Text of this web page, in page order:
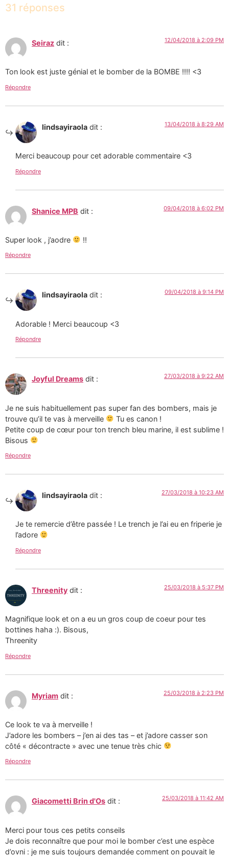
31 réponses
Seiraz dit : 12/04/2018 à 2:09 PM
Ton look est juste génial et le bomber de la BOMBE !!!! <3
Répondre
lindsayiraola dit : 13/04/2018 à 8:29 AM
Merci beaucoup pour cet adorable commentaire <3
Répondre
Shanice MPB dit : 09/04/2018 à 6:02 PM
Super look , j’aodre !!
Répondre
lindsayiraola dit : 09/04/2018 à 9:14 PM
Adorable ! Merci beaucoup <3
Répondre
Joyful Dreams dit : 27/03/2018 à 9:22 AM
Je ne suis habituellement pas super fan des bombers, mais je
trouve qu’il te vas à merveille
Tu es canon !
Petite coup de cœur pour ton trench bleu marine, il est sublime !
Bisous
Répondre
lindsayiraola dit : 27/03/2018 à 10:23 AM
Je te remercie d’être passée ! Le trench je l’ai eu en friperie je
l’adore
Répondre
Threenity dit : 25/03/2018 à 5:37 PM
Magnifique look et on a eu un gros coup de coeur pour tes
bottines haha :). Bisous,
Threenity
Répondre
Myriam dit : 25/03/2018 à 2:23 PM
Ce look te va à merveille !
J’adore les bombers – j’en ai des tas – et j’adore casser son
côté « décontracte » avec une tenue très chic
Répondre
Giacometti Brin d'Os dit : 25/03/2018 à 11:42 AM
Merci pour tous ces petits conseils
Je dois reconnaître que pour moi le bomber c’est une espèce
d’ovni : je me suis toujours demandée comment on pouvait le